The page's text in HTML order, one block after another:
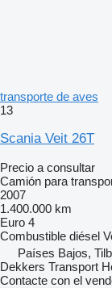
transporte de aves
13
Scania Veit 26T
Precio a consultar
Camión para
2007
1.400.000 km
Euro 4
Combustible diésel
Países Bajos,
Dekkers Transport
Contacte con el